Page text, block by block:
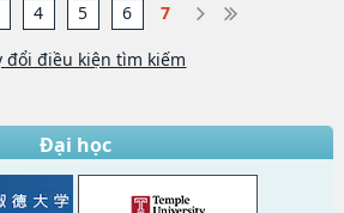
4 5 6 7
đổi điều kiện tìm kiếm
Đại học